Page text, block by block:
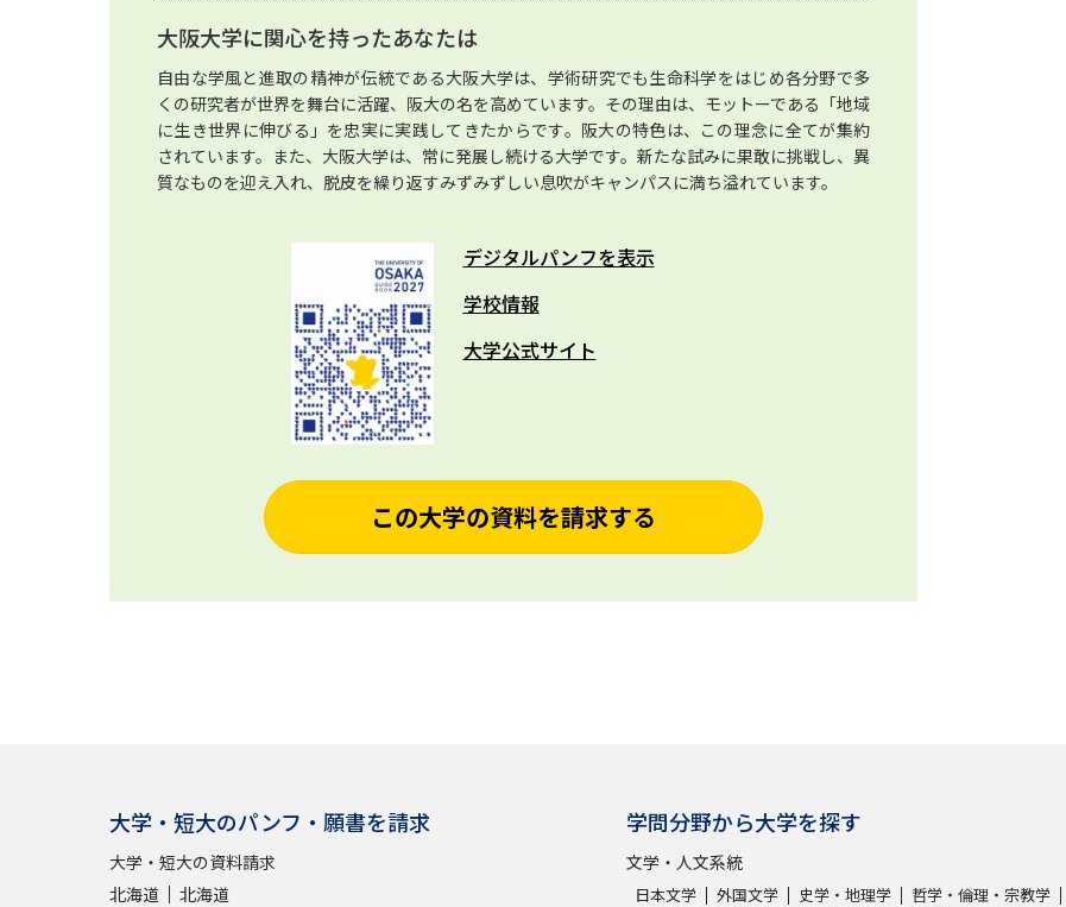
大阪大学に関心を持ったあなたは
自由な学風と進取の精神が伝統である大阪大学は、学術研究でも生命科学をはじめ各分野で多
くの研究者が世界を舞台に活躍、阪大の名を高めています。その理由は、モットーである「地域
に生き世界に伸びる」を忠実に実践してきたからです。阪大の特色は、この理念に全てが集約
されています。また、大阪大学は、常に発展し続ける大学です。新たな試みに果敢に挑戦し、異
質なものを迎え入れ、脱皮を繰り返すみずみずしい息吹がキャンパスに満ち溢れています。
デジタルパンフを表示
学校情報
大学公式サイト
この大学の資料を請求する
大学・短大のパンフ・願書を請求
大学・短大の資料請求
北海道
北海道
学問分野から大学を探す
文学・人文系統
日本文学 外国文学 史学・地理学
哲学・倫理・宗教学